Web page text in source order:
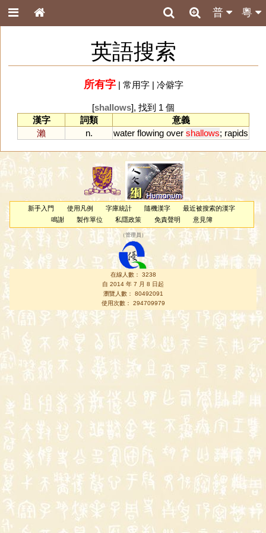
粵
普
英語搜索
所有字| 常用字| 冷僻字
[shallows], 找到 1 個
漢字
詞類
意義
瀨
n. water flowing over shallows; rapids
新手入門 使用凡例 字庫統計 隨機漢字
最近被搜索的漢字
鳴謝
製作單位 私隱政策 免責聲明 意見簿
（管理員 ）
在線人數： 3238
自 2014 年 7 月 8 日起
瀏覽人數： 80492091
使用次數： 294709979